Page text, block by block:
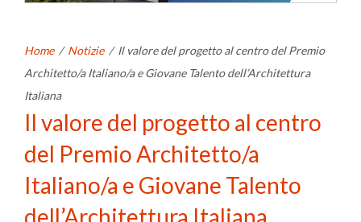
Home / Notizie / Il valore del progetto al centro del Premio
Architetto/a Italiano/a e Giovane Talento dell’Architettura
Italiana
Il valore del progetto al centro
del Premio Architetto/a
Italiano/a e Giovane Talento
dell’Architettura Italiana